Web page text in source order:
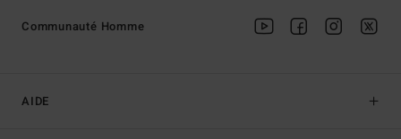
AIDE
Communauté Homme